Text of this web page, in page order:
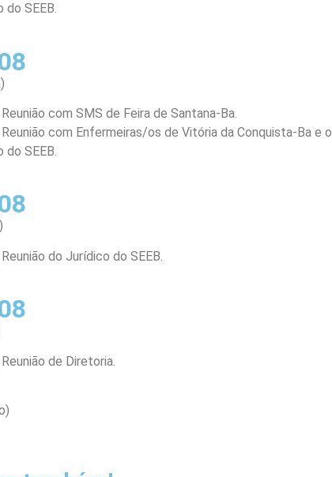
do SEEB.
com SMS de Feira de Santana-Ba.
com Enfermeiras/os de Vitória da Conquista-Ba e o
do SEEB.
do Jurídico do SEEB.
de Diretoria.